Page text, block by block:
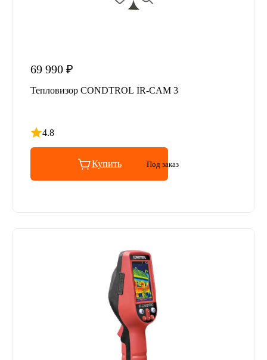
69 990 ₽
Тепловизор CONDTROL IR-CAM 3
4.8
Рейтинг 4.8 из 5
Купить Под заказ